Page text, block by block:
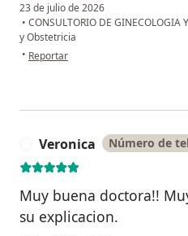
23 de julio de 2026
• CONSULTORIO DE GINECOLOGIA
y Obstetricia
• en opinión del usuario Mari
Reportar
Veronica Número de
Muy buena doctora!!
su explicacion.